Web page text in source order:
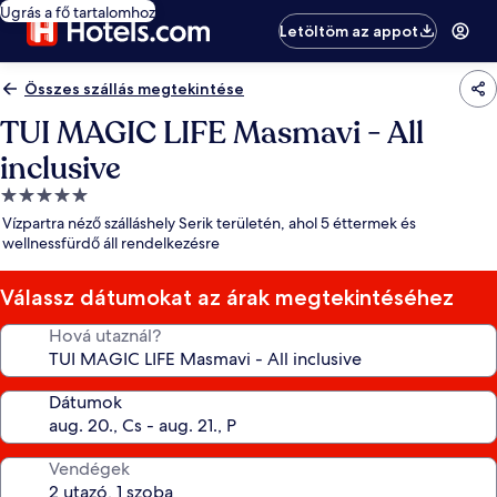
Ugrás a fő tartalomhoz
Letöltöm az appot
Összes szállás megtekintése
TUI MAGIC LIFE Masmavi - All
inclusive
5.0
csillagos
szálláshely
Vízpartra néző szálláshely Serik területén, ahol 5 éttermek és
wellnessfürdő áll rendelkezésre
Válassz dátumokat az árak megtekintéséhez
Hová utaznál?
Dátumok
Vendégek